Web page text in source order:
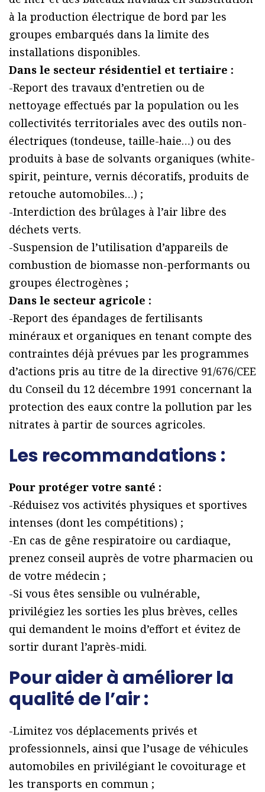
à la production électrique de bord par les
groupes embarqués dans la limite des
installations disponibles.
Dans le secteur résidentiel et tertiaire :
-Report des travaux d’entretien ou de
nettoyage effectués par la population ou les
collectivités territoriales avec des outils non-
électriques (tondeuse, taille-haie…) ou des
produits à base de solvants organiques (white-
spirit, peinture, vernis décoratifs, produits de
retouche automobiles…) ;
-Interdiction des brûlages à l’air libre des
déchets verts.
-Suspension de l’utilisation d’appareils de
combustion de biomasse non-performants ou
groupes électrogènes ;
Dans le secteur agricole :
-Report des épandages de fertilisants
minéraux et organiques en tenant compte des
contraintes déjà prévues par les programmes
d’actions pris au titre de la directive 91/676/CEE
du Conseil du 12 décembre 1991 concernant la
protection des eaux contre la pollution par les
nitrates à partir de sources agricoles.
Les recommandations :
Pour protéger votre santé :
-Réduisez vos activités physiques et sportives
intenses (dont les compétitions) ;
-En cas de gêne respiratoire ou cardiaque,
prenez conseil auprès de votre pharmacien ou
de votre médecin ;
-Si vous êtes sensible ou vulnérable,
privilégiez les sorties les plus brèves, celles
qui demandent le moins d’effort et évitez de
sortir durant l’après-midi.
Pour aider à améliorer la
qualité de l’air :
-Limitez vos déplacements privés et
professionnels, ainsi que l’usage de véhicules
automobiles en privilégiant le covoiturage et
les transports en commun ;